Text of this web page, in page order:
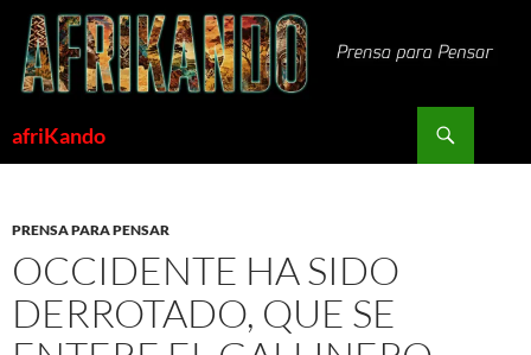
Saltar
contenido
afriKando
PRENSA PARA PENSAR
OCCIDENTE HA SIDO
DERROTADO, QUE SE